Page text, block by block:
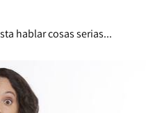
hablar cosas serias...